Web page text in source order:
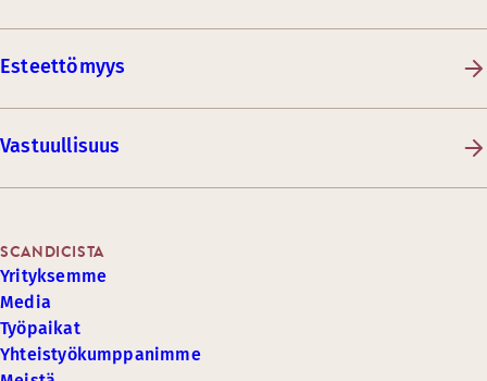
Esteettömyys
Vastuullisuus
SCANDICISTA
Yrityksemme
Media
Työpaikat
Yhteistyökumppanimme